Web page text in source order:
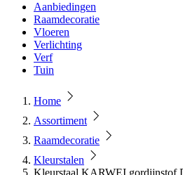
Aanbiedingen
Raamdecoratie
Vloeren
Verlichting
Verf
Tuin
Home
Assortiment
Raamdecoratie
Kleurstalen
Kleurstaal KARWEI gordijnstof